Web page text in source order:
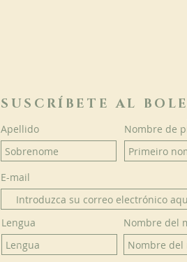
SUSCRÍBETE AL
Apellido Nombre de
E-mail
Lengua Nombre del